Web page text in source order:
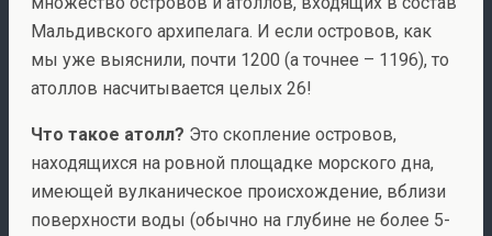
Мальдивского архипелага. И если островов, как
мы уже выяснили, почти 1200 (а точнее – 1196), то
атоллов насчитывается целых 26!
Что такое атолл? Это скопление островов,
находящихся на ровной площадке морского дна,
имеющей вулканическое происхождение, вблизи
поверхности воды (обычно на глубине не более 5-